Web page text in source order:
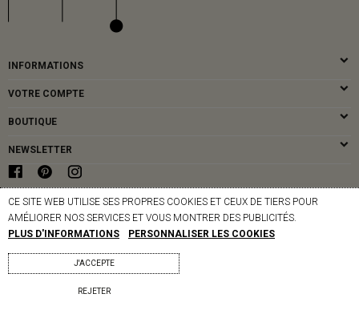
INFORMATIONS
VOTRE COMPTE
BOUTIQUE
NEWSLETTER
© MAPOÉSIE PARIS - 2026
CE SITE WEB UTILISE SES PROPRES COOKIES ET CEUX DE TIERS POUR
AMÉLIORER NOS SERVICES ET VOUS MONTRER DES PUBLICITÉS.
PLUS D'INFORMATIONS
PERSONNALISER LES COOKIES
REJETER
J'ACCEPTE